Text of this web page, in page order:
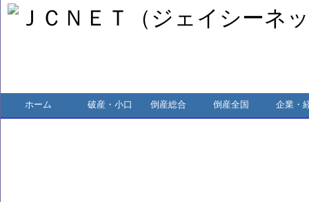
ホーム 破産・小口 倒産総合 倒産全国 企業・